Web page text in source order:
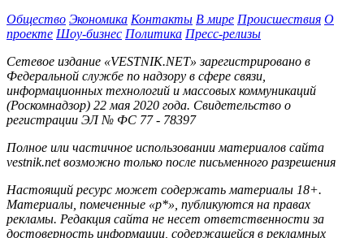
Общество Экономика Контакты В мире Происшествия О
проекте Шоу-бизнес Политика Пресс-релизы
Сетевое издание «VESTNIK.NET» зарегистрировано в
Федеральной службе по надзору в сфере связи,
информационных технологий и массовых коммуникаций
(Роскомнадзор) 22 мая 2020 года. Свидетельство о
регистрации ЭЛ № ФС 77 - 78397
Полное или частичное использовании материалов сайта
vestnik.net возможно только после письменного разрешения
Настоящий ресурс может содержать материалы 18+.
Материалы, помеченные «р*», публикуются на правах
рекламы. Редакция сайта не несет ответственности за
достоверность информации, содержащейся в рекламных